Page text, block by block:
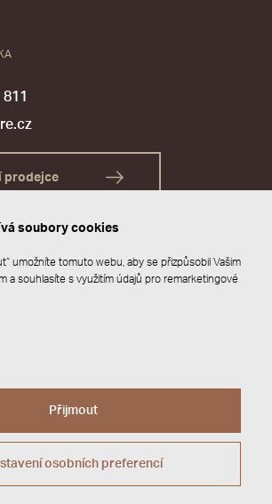
prodejce
s.r.o.
údajů
soubory cookies
umožníte tomuto webu, aby se přizpůsobil Vašim
a souhlasíte s využitím údajů pro remarketingové
Přijmout
osobních preferencí